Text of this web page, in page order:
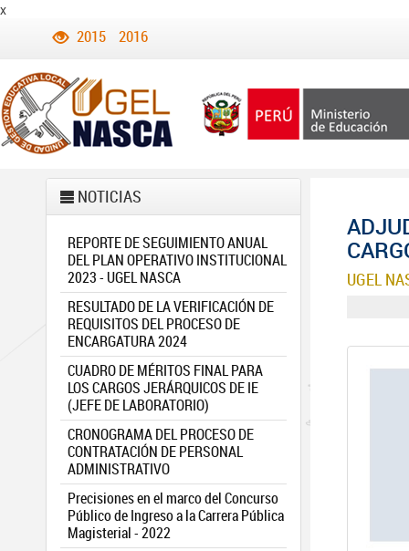
x
2015 2016
NOTICIAS
REPORTE DE SEGUIMIENTO ANUAL
DEL PLAN OPERATIVO INSTITUCIONAL
2023 - UGEL NASCA
RESULTADO DE LA VERIFICACIÓN DE
REQUISITOS DEL PROCESO DE
ENCARGATURA 2024
CUADRO DE MÉRITOS FINAL PARA
LOS CARGOS JERÁRQUICOS DE IE
(JEFE DE LABORATORIO)
CRONOGRAMA DEL PROCESO DE
CONTRATACIÓN DE PERSONAL
ADMINISTRATIVO
Precisiones en el marco del Concurso
Público de Ingreso a la Carrera Pública
Magisterial - 2022
UGEL